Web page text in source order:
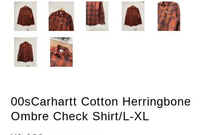
00sCarhartt Cotton Herringbone
Ombre Check Shirt/L-XL